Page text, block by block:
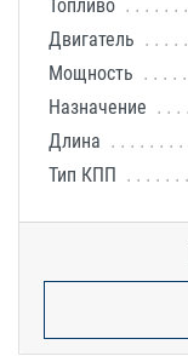
Топливо
Двигатель
Мощность
Назначение
Длина
Тип КПП